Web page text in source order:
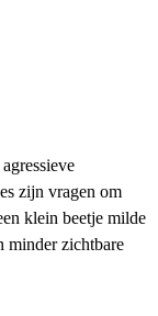
zijn vragen om
klein beetje milde
minder zichtbare